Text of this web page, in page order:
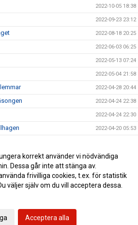
2022-10-05 18:38
2022-09-23 23:12
2022-08-18 20:25
2022-06-03 06:25
2022-05-13 07:24
2022-05-04 21:58
2022-04-28 20:44
2022-04-24 22:38
2022-04-24 22:30
2022-04-20 05:53
IK till U19 landslagsläger! 2021-06-15 09:32
2021-06-14 09:34
Webbversion
korrekt använder vi nödvändiga
Dessa går inte att stänga av.
frivilliga cookies, t.ex. för statistik
väljer själv om du vill acceptera dessa.
Acceptera alla